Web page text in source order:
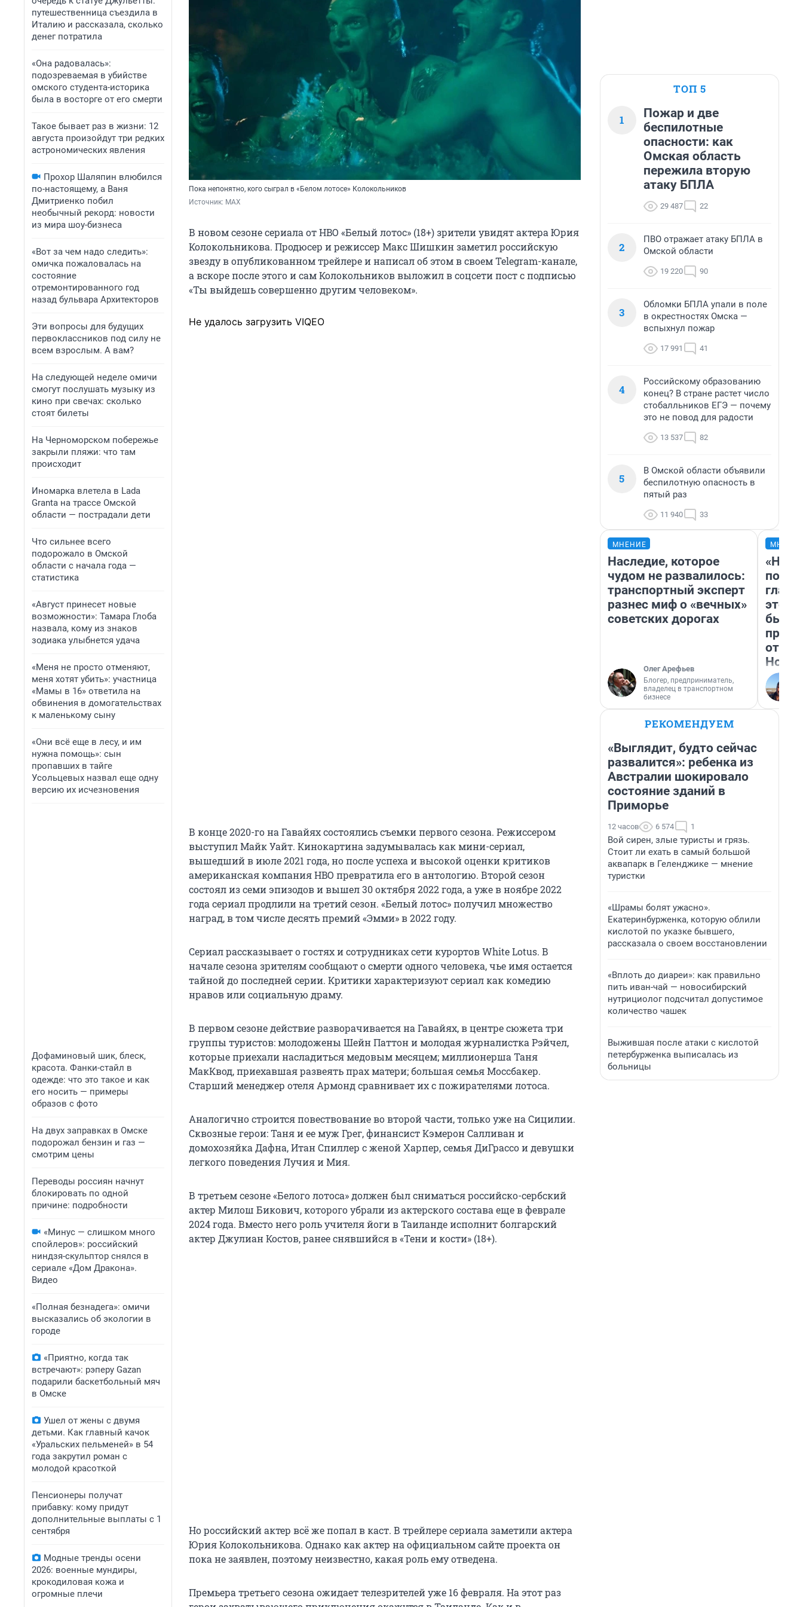
путешественница съездила в
Италию и рассказала, сколько
денег потратила
«Она радовалась»:
подозреваемая в убийстве
омского студента-историка
была в восторге от его смерти
Такое бывает раз в жизни: 12
августа произойдут три редких
астрономических явления
Прохор Шаляпин влюбился
по-настоящему, а Ваня
Дмитриенко побил
необычный рекорд: новости
из мира шоу-бизнеса
«Вот за чем надо следить»:
омичка пожаловалась на
состояние
отремонтированного год
назад бульвара Архитекторов
Эти вопросы для будущих
первоклассников под силу не
всем взрослым. А вам?
На следующей неделе омичи
смогут послушать музыку из
кино при свечах: сколько
стоят билеты
На Черноморском побережье
закрыли пляжи: что там
происходит
Иномарка влетела в Lada
Granta на трассе Омской
области — пострадали дети
Что сильнее всего
подорожало в Омской
области с начала года —
статистика
«Август принесет новые
возможности»: Тамара Глоба
назвала, кому из знаков
зодиака улыбнется удача
«Меня не просто отменяют,
меня хотят убить»: участница
«Мамы в 16» ответила на
обвинения в домогательствах
к маленькому сыну
«Они всё еще в лесу, и им
нужна помощь»: сын
пропавших в тайге
Усольцевых назвал еще одну
версию их исчезновения
Дофаминовый шик, блеск,
красота. Фанки-стайл в
одежде: что это такое и как
его носить — примеры
образов с фото
На двух заправках в Омске
подорожал бензин и газ —
смотрим цены
Переводы россиян начнут
блокировать по одной
причине: подробности
«Минус — слишком много
спойлеров»: российский
ниндзя-скульптор снялся в
сериале «Дом Дракона».
Видео
«Полная безнадега»: омичи
высказались об экологии в
городе
«Приятно, когда так
встречают»: рэперу Gazan
подарили баскетбольный мяч
в Омске
Ушел от жены с двумя
детьми. Как главный качок
«Уральских пельменей» в 54
года закрутил роман с
молодой красоткой
Пенсионеры получат
прибавку: кому придут
дополнительные выплаты с 1
сентября
Модные тренды осени
2026: военные мундиры,
крокодиловая кожа и
огромные плечи
Пока непонятно, кого сыграл в «Белом лотосе» Колокольников
Источник: MAX
В новом сезоне сериала от HBO «Белый лотос» (18+) зрители увидят актера Юрия
Колокольникова. Продюсер и режиссер Макс Шишкин заметил российскую
звезду в опубликованном трейлере и написал об этом в своем Telegram-канале,
а вскоре после этого и сам Колокольников выложил в соцсети пост с подписью
«Ты выйдешь совершенно другим человеком».
Не удалось загрузить VIQEO
В конце 2020-го на Гавайях состоялись съемки первого сезона. Режиссером
выступил Майк Уайт. Кинокартина задумывалась как мини-сериал,
вышедший в июле 2021 года, но после успеха и высокой оценки критиков
американская компания HBO превратила его в антологию. Второй сезон
состоял из семи эпизодов и вышел 30 октября 2022 года, а уже в ноябре 2022
года сериал продлили на третий сезон. «Белый лотос» получил множество
наград, в том числе десять премий «Эмми» в 2022 году.
Сериал рассказывает о гостях и сотрудниках сети курортов White Lotus. В
начале сезона зрителям сообщают о смерти одного человека, чье имя остается
тайной до последней серии. Критики характеризуют сериал как комедию
нравов или социальную драму.
В первом сезоне действие разворачивается на Гавайях, в центре сюжета три
группы туристов: молодожены Шейн Паттон и молодая журналистка Рэйчел,
которые приехали насладиться медовым месяцем; миллионерша Таня
МакКвод, приехавшая развеять прах матери; большая семья Моссбакер.
Старший менеджер отеля Армонд сравнивает их с пожирателями лотоса.
Аналогично строится повествование во второй части, только уже на Сицилии.
Сквозные герои: Таня и ее муж Грег, финансист Кэмерон Салливан и
домохозяйка Дафна, Итан Спиллер с женой Харпер, семья ДиГрассо и девушки
легкого поведения Лучия и Мия.
В третьем сезоне «Белого лотоса» должен был сниматься российско-сербский
актер Милош Бикович, которого убрали из актерского состава еще в феврале
2024 года. Вместо него роль учителя йоги в Таиланде исполнит болгарский
актер Джулиан Костов, ранее снявшийся в «Тени и кости» (18+).
Но российский актер всё же попал в каст. В трейлере сериала заметили актера
Юрия Колокольникова. Однако как актер на официальном сайте проекта он
пока не заявлен, поэтому неизвестно, какая роль ему отведена.
Премьера третьего сезона ожидает телезрителей уже 16 февраля. На этот раз
ТОП 5
1
Пожар и две
беспилотные
опасности: как
Омская область
пережила вторую
атаку БПЛА
29 487 22
2
ПВО отражает атаку БПЛА в
Омской области
19 220 90
3
Обломки БПЛА упали в поле
в окрестностях Омска —
вспыхнул пожар
17 991 41
4
Российскому образованию
конец? В стране растет число
стобалльников ЕГЭ — почему
это не повод для радости
13 537 82
5
В Омской области объявили
беспилотную опасность в
пятый раз
11 940 33
МНЕНИЕ
Наследие, которое
чудом не развалилось:
транспортный эксперт
разнес миф о «вечных»
советских дорогах
Олег Арефьев
Блогер, предприниматель,
владелец в транспортном
бизнесе
этого
бьет
РЕКОМЕНДУЕМ
«Выглядит, будто сейчас
развалится»: ребенка из
Австралии шокировало
состояние зданий в
Приморье
12 часов 6 574 1
Вой сирен, злые туристы и грязь.
Стоит ли ехать в самый большой
аквапарк в Геленджике — мнение
туристки
«Шрамы болят ужасно».
Екатеринбурженка, которую облили
кислотой по указке бывшего,
рассказала о своем восстановлении
«Вплоть до диареи»: как правильно
пить иван-чай — новосибирский
нутрициолог подсчитал допустимое
количество чашек
Выжившая после атаки с кислотой
петербурженка выписалась из
больницы